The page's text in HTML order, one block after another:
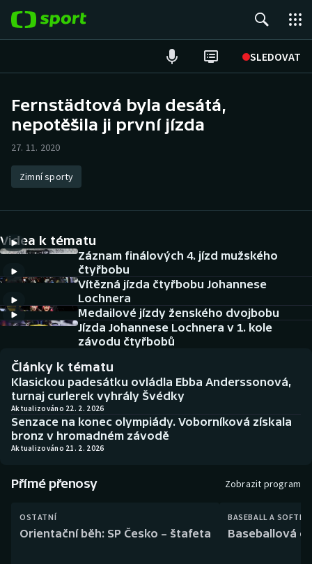
SLEDOVAT
Hokej
Atletika
DALŠÍ SPORTY
Americký fotbal
Baseball a softbal
Biatlon
Boby a skeleton
Curling
Dostihy
NEPŘEHLÉDNĚTE
Soutěže
Aplikace ČT sport
AZ kvíz
Fernstädtová byla desátá,
nepotěšila ji první jízda
27. 11. 2020
Zimní sporty
Videa k tématu
Záznam finálových 4. jízd mužského
čtyřbobu
Vítězná jízda čtyřbobu Johannese
Lochnera
Medailové jízdy ženského dvojbobu
Jízda Johannese Lochnera v 1. kole
závodu čtyřbobů
Články k tématu
Klasickou padesátku ovládla Ebba Anderssonová,
turnaj curlerek vyhrály Švédky
Aktualizováno 22. 2. 2026
Senzace na konec olympiády. Voborníková získala
bronz v hromadném závodě
Aktualizováno 21. 2. 2026
Přímé přenosy Zobrazit program
OSTATNÍ
Orientační běh: SP Česko – štafeta
BASEBALL A
Baseballová